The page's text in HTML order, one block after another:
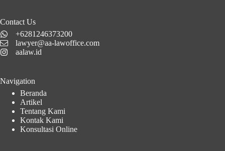
Contact Us
+6281246373200
lawyer@aa-lawoffice.com
aalaw.id
Navigation
Beranda
Artikel
Tentang Kami
Kontak Kami
Konsultasi Online